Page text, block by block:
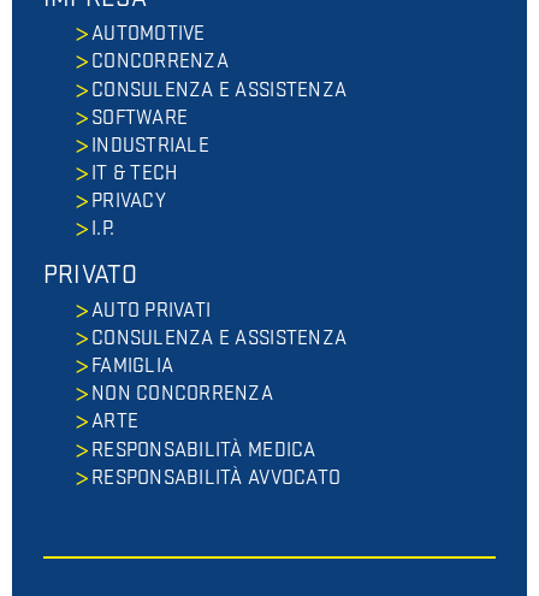
AUTOMOTIVE
CONCORRENZA
CONSULENZA E ASSISTENZA
SOFTWARE
INDUSTRIALE
IT & TECH
PRIVACY
I.P.
PRIVATO
AUTO PRIVATI
CONSULENZA E ASSISTENZA
FAMIGLIA
NON CONCORRENZA
ARTE
RESPONSABILITÀ MEDICA
RESPONSABILITÀ AVVOCATO